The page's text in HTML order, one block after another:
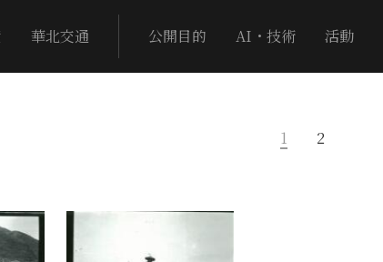
華北交通 公開目的 AI・技術 活動
1 2